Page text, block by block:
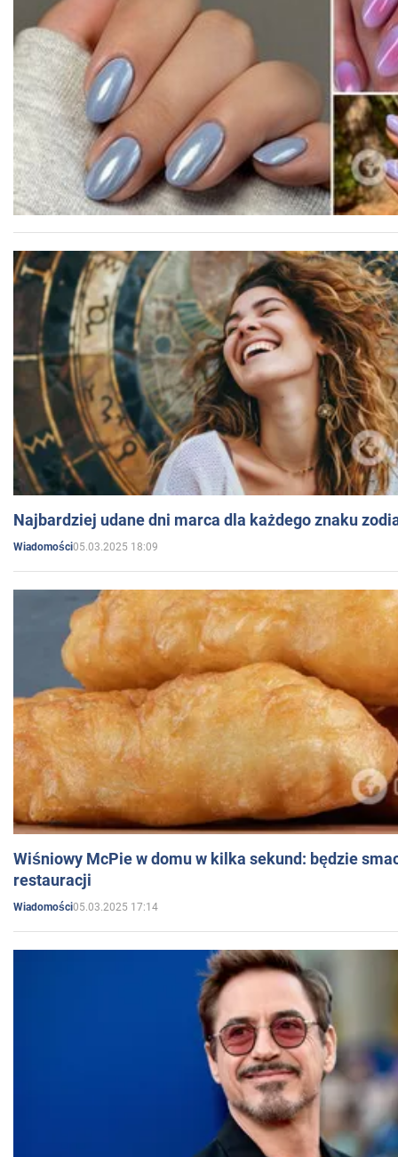
Najbardziej udane dni marca dla każdego znaku
Wiadomości05.03.2025 18:09
Wiśniowy McPie w domu w kilka sekund: będzie
restauracji
Wiadomości05.03.2025 17:14